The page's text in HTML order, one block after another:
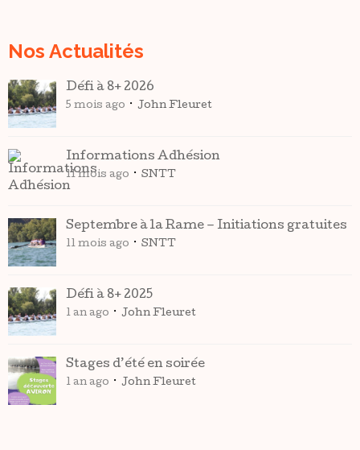
Nos Actualités
Défi à 8+ 2026
5 mois ago John Fleuret
Informations Adhésion
11 mois ago SNTT
Septembre à la Rame – Initiations gratuites
11 mois ago SNTT
Défi à 8+ 2025
1 an ago John Fleuret
Stages d’été en soirée
1 an ago John Fleuret